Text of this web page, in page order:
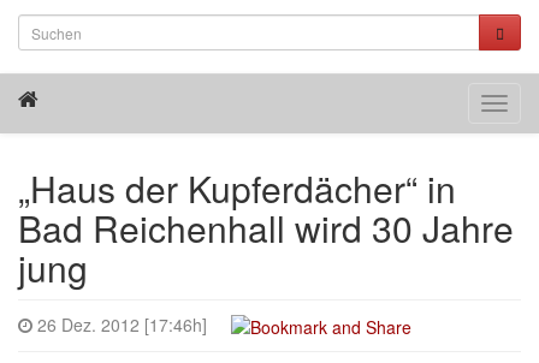
„Haus der Kupferdächer“ in
Bad Reichenhall wird 30 Jahre
jung
26 Dez. 2012 [17:46h]